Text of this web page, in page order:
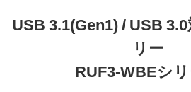
USB 3.1(Gen1) / USB
リー
RUF3-WBEシ